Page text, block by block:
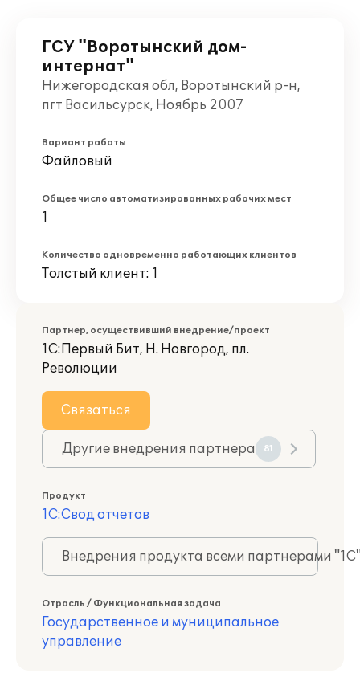
ГСУ "Воротынский дом-
интернат"
Нижегородская обл, Воротынский р-н,
пгт Васильсурск, Ноябрь 2007
Вариант работы
Файловый
Общее число автоматизированных рабочих мест
1
Количество одновременно работающих клиентов
Толстый клиент: 1
Партнер, осуществивший внедрение/проект
1С:Первый Бит, Н. Новгород, пл.
Революции
Связаться
Другие внедрения партнера 81
Продукт
1С:Свод отчетов
Внедрения продукта всеми партнерами
Отрасль / Функциональная задача
Государственное и муниципальное
управление